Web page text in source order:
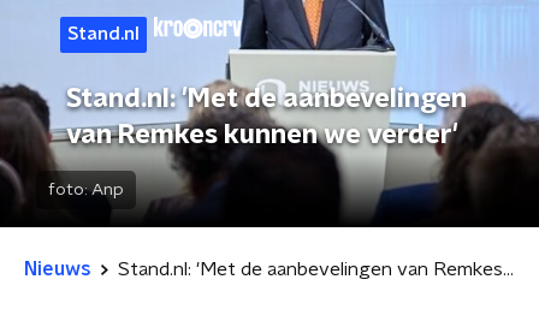
Stand.nl
Stand.nl: 'Met de aanbevelingen
van Remkes kunnen we verder'
foto:Anp
Nieuws Stand.nl: 'Met de aanbevelingen van Remkes kunnen we verder'